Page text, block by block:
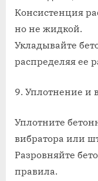
Консистенция
но не жидкой.
Укладывайте
распределяя ее
9. Уплотнение и
Уплотните
вибратора или
Разровняйте
правила.